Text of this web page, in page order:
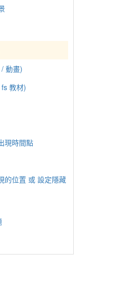
動畫)
教材)
現時間點
的位置 或 設定隱藏